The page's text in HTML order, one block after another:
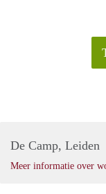
De Camp, Leiden
Meer informatie over